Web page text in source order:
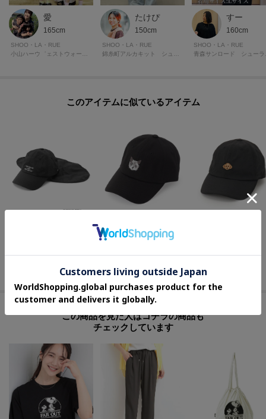
愛
165cm
SHOO・LA・RUE
小山ハーウ゛ェストウォーク シューラルー
たけぴ
150cm
SHOO・LA・RUE
錦糸町アルカキット シューラルー
すー
160cm
SHOO・LA・RUE
青
このアイテムに似ているアイテム
SHOO・LA・RUE /LIFE GOODS
SHOO・LA・RUE
アニマル刺繍キャップ
30%OFF
この商品を見た人はコチラの商品も
チェックしています